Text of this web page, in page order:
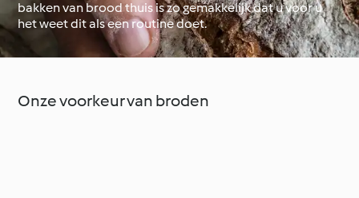
bakken van brood thuis is zo gemakkelijk dat u voor u
het weet dit als een routine doet.
Onze voorkeur van broden